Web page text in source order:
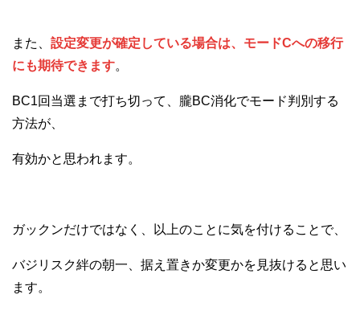
また、 設定変更が確定している場合は、モードCへの移行
にも期待できます。
BC1回当選まで打ち切って、朧BC消化でモード判別する
方法が、
有効かと思われます。
ガックンだけではなく、以上のことに気を付けることで、
バジリスク絆の朝一、据え置きか変更かを見抜けると思い
ます。